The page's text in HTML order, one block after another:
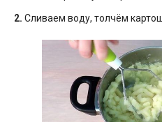
2. Сливаем воду, толчём